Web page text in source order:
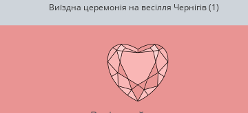
Виїздна церемонія на весілля Чернігів (1)